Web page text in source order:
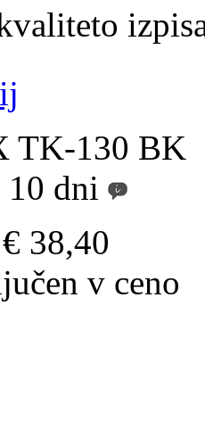
TK-130 BK
10 dni
38,40
v ceno